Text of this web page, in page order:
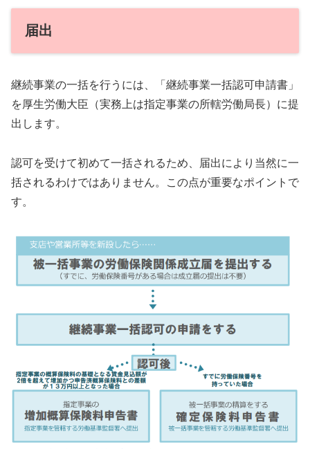
届出
継続事業の一括を行うには、「継続事業一括認可申請書」
を厚生労働大臣（実務上は指定事業の所轄労働局長）に提
出します。
認可を受けて初めて一括されるため、届出により当然に一
括されるわけではありません。この点が重要なポイントで
す。